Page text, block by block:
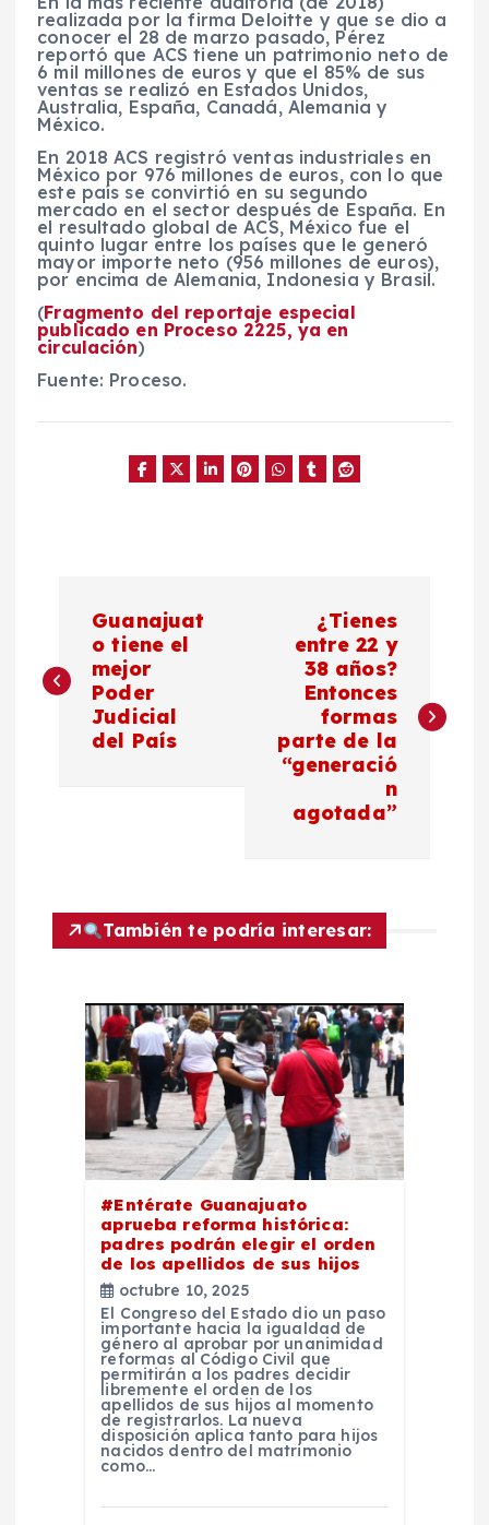
realizada por la firma Deloitte y que se dio a
conocer el 28 de marzo pasado, Pérez
reportó que ACS tiene un patrimonio neto de
6 mil millones de euros y que el 85% de sus
ventas se realizó en Estados Unidos,
Australia, España, Canadá, Alemania y
México.
En 2018 ACS registró ventas industriales en
México por 976 millones de euros, con lo que
este país se convirtió en su segundo
mercado en el sector después de España. En
el resultado global de ACS, México fue el
quinto lugar entre los países que le generó
mayor importe neto (956 millones de euros),
por encima de Alemania, Indonesia y Brasil.
(Fragmento del reportaje especial
publicado en Proceso 2225, ya en
circulación)
Fuente: Proceso.
a
v
c
Guanajuat
o tiene el
mejor
Poder
Judicial
del País
¿Tienes
entre 22 y
38 años?
Entonces
formas
parte de la
“generació
n
agotada”
También te podría interesar:
#Entérate Guanajuato
aprueba reforma histórica:
padres podrán elegir el orden
de los apellidos de sus hijos
octubre 10, 2025
El Congreso del Estado dio un paso
importante hacia la igualdad de
género al aprobar por unanimidad
reformas al Código Civil que
permitirán a los padres decidir
libremente el orden de los
apellidos de sus hijos al momento
de registrarlos. La nueva
disposición aplica tanto para hijos
nacidos dentro del matrimonio
como…